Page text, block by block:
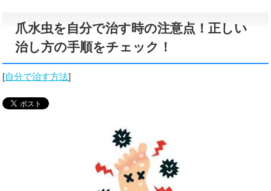
爪水虫を自分で治す時の注意点！正しい
治し方の手順をチェック！
[自分で治す方法]